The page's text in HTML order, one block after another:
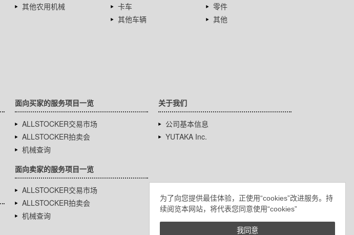
为了向您提供最佳体验，正使用“cookies”改进服务。持
续阅览本网站，将代表您同意使用“cookies”
我同意
其他农用机械
卡车
其他车辆
零件
其他
面向买家的服务项目一览
ALLSTOCKER交易市场
ALLSTOCKER拍卖会
机械查询
面向卖家的服务项目一览
ALLSTOCKER交易市场
ALLSTOCKER拍卖会
机械查询
关于我们
公司基本信息
YUTAKA Inc.